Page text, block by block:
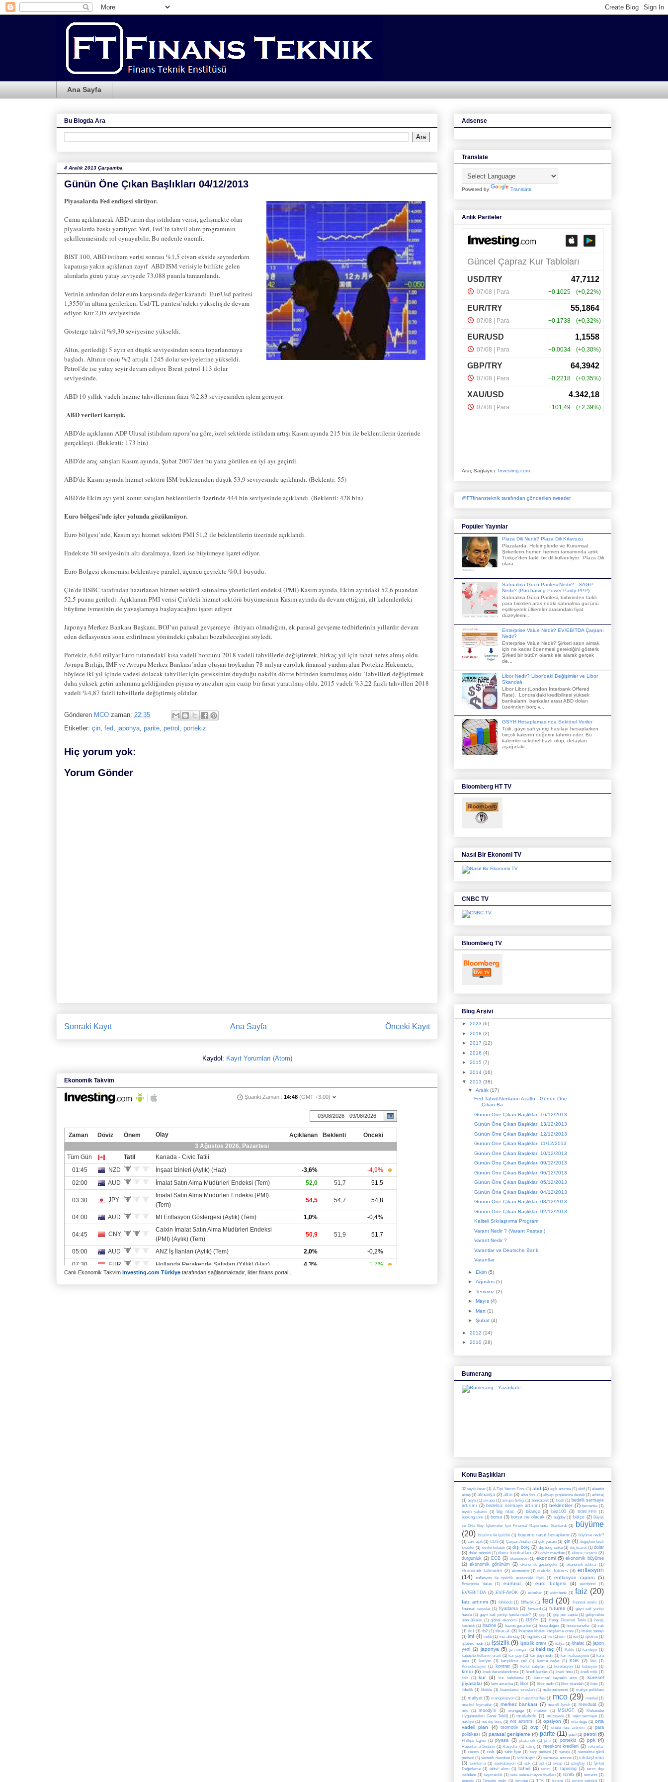
Ana Sayfa
Bu Blogda Ara
4 Aralık 2013 Çarşamba
Günün Öne Çıkan Başlıkları 04/12/2013
Piyasalarda Fed endişesi sürüyor.
Cuma açıklanacak ABD tarım dışı istihdam verisi, gelişmekte olan
piyasalarda baskı yaratıyor. Veri, Fed’in tahvil alım programının
şekillenmesinde rol oynayabilir. Bu nedenle önemli.
BIST 100, ABD istiham verisi sonrası %1,5 civarı ekside seyrederken
kapanışa yakın açıklanan zayıf ABD ISM verisiyle birlikte gelen
alımlarla günü yatay seviyede 73.088 puanla tamamlandı.
Verinin ardından dolar euro karşısında değer kazandı. Eur/Usd paritesi
1,3550’in altına gerilerken, Usd/TL paritesi’ndeki yükseliş de devam
ediyor. Kur 2,05 seviyesinde.
Gösterge tahvil %9,30 seviyesine yükseldi.
Altın, gerilediği 5 ayın en düşük seviyesinden sonra toparlanmaya
başladı. Altının onsu %2 artışla 1245 dolar seviyelerine yükseldi.
Petrol’de ise yatay seyir devam ediyor. Brent petrol 113 dolar
seviyesinde.
ABD 10 yıllık vadeli hazine tahvillerinin faizi %2,83 seviyesinden işlem görüyor.
ABD verileri karışık.
ABD’de açıklanan ADP Ulusal istihdam raporu’na göre, özel sektörde istihdam artışı Kasım ayında 215 bin ile beklentilerin üzerinde
gerçekleşti. (Beklenti: 173 bin)
ABD’de araç satışları Kasım ayında, Şubat 2007’den bu yana görülen en iyi ayı geçirdi.
ABD’de Kasım ayında hizmet sektörü ISM beklenenden düşük 53,9 seviyesinde açıklandı. (Beklenti: 55)
ABD’de Ekim ayı yeni konut satışları beklentilerin üzerinde 444 bin seviyesinde açıklandı. (Beklenti: 428 bin)
Euro bölgesi’nde işler yolunda gözükmüyor.
Euro bölgesi’nde, Kasım ayı hizmet sektörü PMI 51,2 ile beklentilerin üzerinde açıklandı.
Endekste 50 seviyesinin altı daralmaya, üzeri ise büyümeye işaret ediyor.
Euro Bölgesi ekonomisi beklentiye paralel, üçüncü çeyrekte %0,1 büyüdü.
Çin’de HSBC tarafından hazırlanan hizmet sektörü satınalma yöneticileri endeksi (PMI) Kasım ayında, Ekim ayındaki 52,6 puandan
52,5 puana geriledi. Açıklanan PMI verisi Çin’deki hizmet sektörü büyümesinin Kasım ayında da devam ettiğini, alt kalemlerdeki
büyüme ivmesinin de yavaşlamaya başlayacağını işaret ediyor.
Japonya Merkez Bankası Başkanı, BOJ’un parasal gevşemeye ihtiyacı olmadığını, ek parasal gevşeme tedbirlerinin yıllardır devam
eden deflasyonun sona erdirilmesi yönündeki çabaları bozabileceğini söyledi.
Portekiz, 6,64 milyar Euro tutarındaki kısa vadeli borcunu 2018 vadeli tahvillerle değiştirerek, birkaç yıl için rahat nefes almış oldu.
Avrupa Birliği, IMF ve Avrupa Merkez Bankası’ndan oluşan troykadan 78 milyar euroluk finansal yardım alan Portekiz Hükümeti,
böylece iki yıl içinde vadesi dolacak tahviller için gereksinim duyduğu nakdin dörtte birinden kurtulmuş oldu. Tahvilleri değiştirmek
daha yüksek getiri anlamına geldiğinden piyasa oyuncuları için cazip bir fırsat yaratılmış oldu. 2015 vadeli %3,22 faizli tahvilleri 2018
vadeli %4,87 faizli tahvillerle değiştirmiş oldular.
Gönderen MCO zaman: 22:35
Etiketler: çin fed japonya parite petrol portekiz
Hiç yorum yok:
Yorum Gönder
Sonraki Kayıt Önceki Kayıt
Ana Sayfa
Kaydol: Kayıt Yorumları (Atom)
Ekonomik Takvim
Canlı Ekonomik Takvim Investing.com Türkiye tarafından sağlanmaktadır, lider finans portalı.
Adsense
Translate
Powered by Translate
Anlık Pariteler
Araç Sağlayıcı: Investing.com
@FTfinansteknik tarafından gönderilen tweetler
Popüler Yayınlar
Plaza Dili Nedir? Plaza Dili Kılavuzu
Plazalarda, Holdinglerde ve Kurumsal
Şirketlerin hemen hemen tamamında artık
Türkçe'den farklı bir dil kullanılıyor. Plaza Dili
olara...
Satınalma Gücü Paritesi Nedir? - SAGP
Nedir? (Purchasing Power Parity-PPP)
Satınalma Gücü Paritesi, birbirinden farklı
para birimleri arasındaki satınalma gücünü
eşitleyerek ülkereler arasındaki fiyat
düzeylerini...
Enterprise Value Nedir? EV/EBITDA Çarpanı
Nedir?
Enterprise Value Nedir? Şirketi satın almak
için ne kadar ödenmesi gerektiğini gösterir.
Şirketi bir bütün olarak ele alarak gerçek
de...
Libor Nedir? Libor'daki Değişimler ve Libor
Skandalı
Libor Libor (London Interbank Offered
Rate), Londra’daki kredibilitesi yüksek
bankaların, bankalar arası ABD doları
üzerinden borç v...
GSYH Hesaplamasında Sektörel Veriler
Tüik, gayri safi yurtiçi hasılayı hesaplarken
birçok kalemin değerini tahmin eder. Bu
kalemler sektörel bazlı olup, detayları
aşağıdaki ...
Bloomberg HT TV
Nasıl Bir Ekonomi TV
CNBC TV
Bloomberg TV
Blog Arşivi
► 2023 (6)
► 2018 (2)
► 2017 (12)
► 2016 (4)
► 2015 (7)
► 2014 (16)
▼ 2013 (38)
▼ Aralık (17)
Fed Tahvil Alımlarını Azalttı - Günün Öne
Çıkan Ba...
Günün Öne Çıkan Başlıkları 16/12/2013
Günün Öne Çıkan Başlıkları 13/12/2013
Günün Öne Çıkan Başlıkları 12/12/2013
Günün Öne Çıkan Başlıkları 11/12/2013
Günün Öne Çıkan Başlıkları 10/12/2013
Günün Öne Çıkan Başlıkları 09/12/2013
Günün Öne Çıkan Başlıkları 06/12/2013
Günün Öne Çıkan Başlıkları 05/12/2013
Günün Öne Çıkan Başlıkları 04/12/2013
Günün Öne Çıkan Başlıkları 03/12/2013
Günün Öne Çıkan Başlıkları 02/12/2013
Kaliteli Sıkılaştırma Programı
Varant Nedir ? (Varant Pastası)
Varant Nedir ?
Varantlar ve Deutsche Bank
Varantlar
► Ekim (5)
► Ağustos (5)
► Temmuz (2)
► Mayıs (4)
► Mart (1)
► Şubat (4)
► 2012 (14)
► 2010 (28)
Bumerang
Konu Başlıkları
32 sayılı karar (1) A Tipi Yatırım Fonu (1) abd (4) açık artırma (1) aktif (1) alaattin
aktaş (1) almanya (2) altın (3) altın fonu (1) altyapı projelerine destek (1) arbitraj
(1) asya (1) avrupa (1) avrupa birliği (1) bankacılık (1) bddk (1) bedelli sermaye
artırımı (2) bedelsiz sermaye artırımı (2) beklentiler (7) bernanke (1)
bıyıklı yabancı (1) big mac (2) bilanço (3) bist100 (3) BOBİ FRS (1)
booking.com (1) borsa (3) borsa ne olacak (2) buğday (1) bütçe (2) Büyük
ve Orta Boy İşletmeler İçin Finansal Raporlama Standardı (1)
büyüme
(20)
büyüme ile işsizlik (1) büyüme nasıl hesaplanır (2) büyüme nedir?
(1) cari açık (1) CDS (1) Çarpan Analizi (1) çek yasası (1) çin (4) değişken faizli
krediler (1) devlet kefateti (1) dış borç (2) dış borç stoku (1) dış ticaret (1) dolar
(3) dolar tahmini (1) döviz kontratları (2) döviz mevduat (1) döviz sepeti (2)
durgunluk (2) ECB (3) ekonometri (1) ekonomi (5) ekonomik büyüme
(2) ekonomik görünüm (2) ekonomik göstergeler (1) ekonomik istikrar (1)
ekonomik tahminler (2) ekonomist (1) endeks futures (3) enflasyon
(14)
enflasyon ile işsizlik arasındaki ilişki (1) enflasyon raporu (5)
Enterprise Value (1) eur/usd (4) euro bölgesi (4) eurobond (1)
EV/EBITDA (2) EV/FAVÖK (2) eximban (1) eximbank (1) faiz (20)
faiz artırımı (5) fd/ebitda (1) fd/favök (1) fed (20) finansal analiz (1)
finansal rasyolar (1) fiyatlama (2) forward (1) futures (4) gayri safi yurtiçi
hasıla (1) gayri safi yurtiçi hasıla nedir? (1) gdp (1) gdp per capita (1) gelişmekte
olan ülkeler (1) global ekonomi (1) GSYH (2) Hangi Finansal Tablo (1)
haraç
kesmek (1) hazine (2) hazine garantisi (1) hisse değeri (1) hisse senetler (1) ırak
(1) ifo1 (1) ifo2 (1) ihracat (3) İhracatın ithalatı karşılama oranı (1) imalat sanayi
(1) imf (4) imkb (1) inci altındağ (1) ingiltere (1) irs (1) ism (1) iso (1) işletme (1)
işletme nedir (1) işsizlik (9) işsizlik oranı (2) italya (1) ithalat (2) japon
yeni (2) japonya (5) jp morgan (1) kaldıraç (4) Kalite (1) kambiyo (1)
kapasite kullanım oranı (1) kar payı (1) kar payı nedir (1) kar realizasyonu (1) kara
para (1) kariyer (1) karşılıksız çek (1) katma değer (1) KGK (2) kko (1)
Konsolidasyon (1) kontrat (3) konut satışları (1) korelasyon (1) kotasyon (1)
kredi (6) kredi derecelendirme (1) kredi kartları (1) kredi notu (1) kredi riski (1)
kriz
(1) kur (4) kur sabitleme (1) kurumsal kaynaklı alım (1)
küresel
piyasalar (4) latin amerika (1) libor (2) libor nedir (1) libor skandalı (1) lider (1)
liderlik (1) likitide (1) lisanslama sınavları (1) makroekonomi (1) maliye politikası
(1) maliyet (3) manüpilasyon (1) masraf tarifesi (1) mco (29) menkul (1)
menkul kıymetler (1) merkez bankası (7) merrill lynch (1) mevduat (3)
mfo (1) moody's (2) mortgage (1) motorin (1) MSUGT (2)
Muhasebe
Uygulamaları Genel Tebliğ (1) müdahele (2) müzayede (1) nakit sermaye (1)
nakliye (1) net dış borç (1) not artırımı (3) opsiyon (6) orta doğu (1) orta
vadeli plan
(4) otomotiv (2) ovp (4) örtülü faiz artırımı (1)
para
politikası (3) parasal genişleme (4) parite (11) pasif (1) petrol (6)
Phillips Eğrisi (1) piyasa (3) plaza dili (1) pmi (1) portekiz (2) ppk (4)
Raporlama Sistemi (1) Rasyolar (1) rating (1) reeskont kredileri (2) reformlar
(1) rezerv (1) risk (4) sabit fiyat (1) sagp paritesi (1) sanayi (1) satınalma gücü
paritesi (1) sentetik mevduat (1) sermaye (2) sermaye artırımı (1) sıkılaştırma
(3) sınırlama (1) spekülasyon (1) spk (1) spl (1) swap (1) şanghay (1) Şirket
Değerleme (1) tahivl alımı (1) tahvil (4) tanım (1) tapering (2) tarım dışı
istihdam (1) taşımacılık (1) taze sebze-meyve fiyatları (1) tcmb (6) temenni (1)
temettü (1) Temettü nedir (1) teminat (1) TTK (1) turizm (1) turizm sektörü (1)